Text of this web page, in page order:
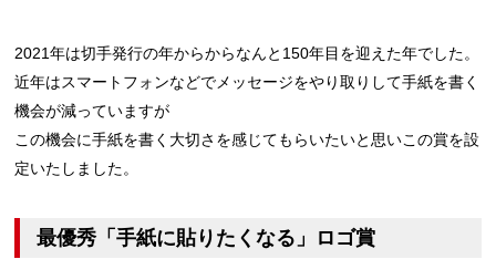
2021年は切手発行の年からからなんと150年目を迎えた年でした。
近年はスマートフォンなどでメッセージをやり取りして手紙を書く
機会が減っていますが
この機会に手紙を書く大切さを感じてもらいたいと思いこの賞を設
定いたしました。
最優秀「手紙に貼りたくなる」ロゴ賞